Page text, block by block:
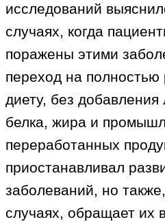
исследований
случаях, когда
поражены этими
переход на полностью
диету, без
белка, жира и
переработанных
приостанавливал
заболеваний, но
случаях, обращает их